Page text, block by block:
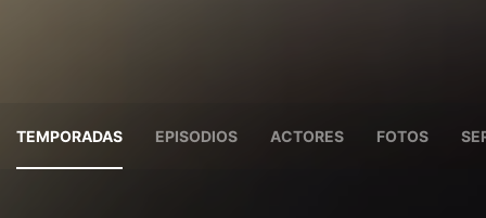
TEMPORADAS EPISODIOS ACTORES FOTOS